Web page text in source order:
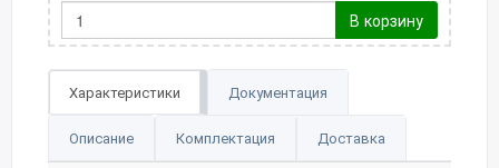
В корзину
Характеристики Документация
Описание Комплектация Доставка